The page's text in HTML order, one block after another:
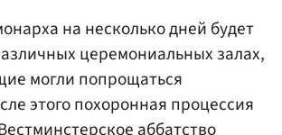
на несколько дней будет
церемониальных залах,
могли попрощаться
этого похоронная процессия
аббатство